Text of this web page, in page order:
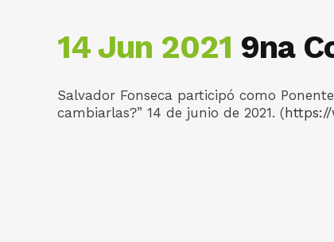
14 Jun 2021 9na
Salvador Fonseca participó como
cambiarlas?” 14 de junio de 2021. ( https://